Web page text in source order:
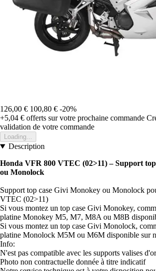
126,00 € 100,80 € -20%
+5,04 € offerts sur votre prochaine commande
validation de votre commande
Loading...
Description
Honda VFR 800 VTEC (02>11) – Support
ou Monolock
Support top case Givi Monokey ou Monolock
VTEC (02>11)
Si vous montez un top case Givi Monokey,
platine Monokey M5, M7, M8A ou M8B
Si vous montez un top case Givi Monolock,
platine Monolock M5M ou M6M disponible sur
Info:
N'est pas compatible avec les supports valises
Photo non contractuelle donnée à titre indicatif